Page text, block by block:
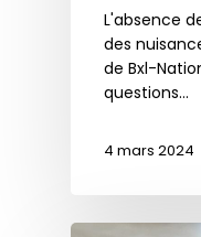
L'absence
des
de Bxl-
questions…
4 mars 2024